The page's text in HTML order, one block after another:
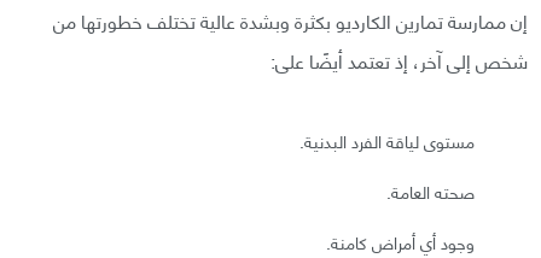
إن ممارسة تمارين الكارديو بكثرة وبشدة عالية تختلف خطورتها من
شخص إلى آخر، إذ تعتمد أيضًا على:
مستوى لياقة الفرد البدنية.
صحته العامة.
وجود أي أمراض كامنة.